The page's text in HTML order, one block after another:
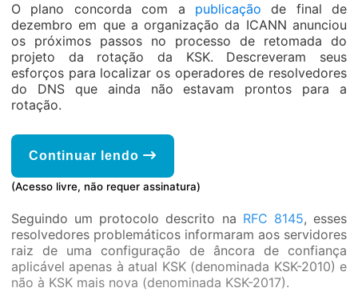
O plano concorda com a
publicação de final de
dezembro em que a organização da ICANN anunciou
os próximos passos no processo de retomada do
projeto da rotação da KSK. Descreveram seus
esforços para localizar os operadores de resolvedores
do DNS que ainda não estavam prontos para a
rotação.
Continuar lendo
(Acesso livre, não requer assinatura)
Seguindo um protocolo descrito na RFC 8145, esses
resolvedores problemáticos informaram aos servidores
raiz de uma configuração de âncora de confiança
aplicável apenas à atual KSK (denominada KSK-2010) e
não à KSK mais nova (denominada KSK-2017).